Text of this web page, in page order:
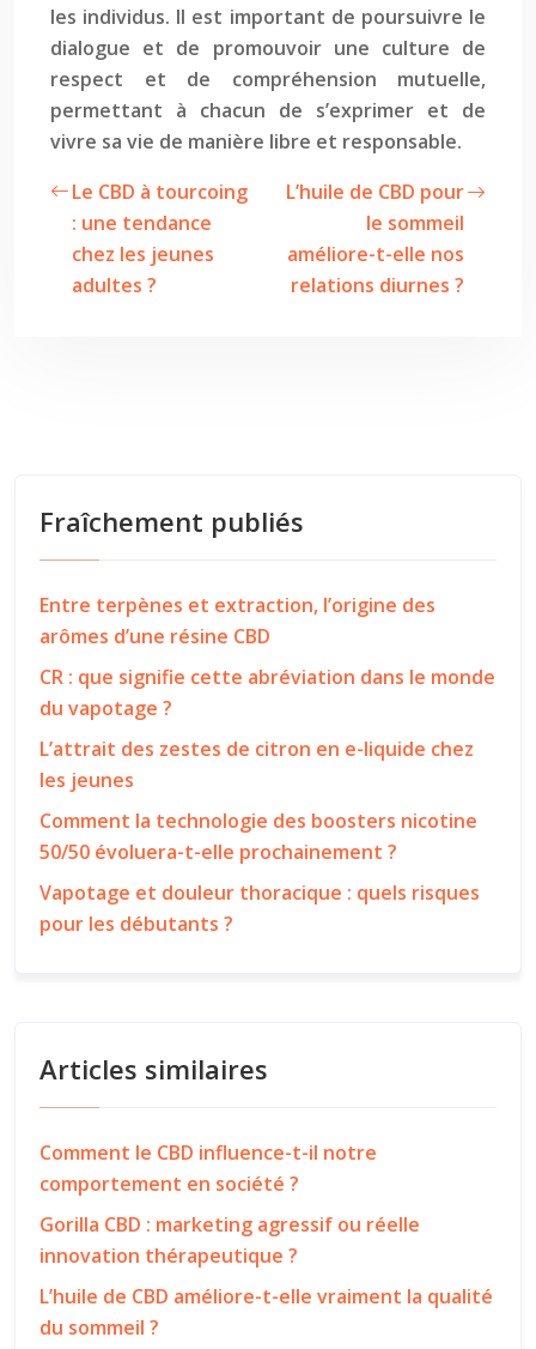
les individus. Il est important de poursuivre le
dialogue et de promouvoir une culture de
respect et de compréhension mutuelle,
permettant à chacun de s’exprimer et de
vivre sa vie de manière libre et responsable.
Le CBD à tourcoing
: une tendance
chez les jeunes
adultes ?
L’huile de CBD pour
le sommeil
améliore-t-elle nos
relations diurnes ?
Fraîchement publiés
Entre terpènes et extraction, l’origine des
arômes d’une résine CBD
CR : que signifie cette abréviation dans le monde
du vapotage ?
L’attrait des zestes de citron en e-liquide chez
les jeunes
Comment la technologie des boosters nicotine
50/50 évoluera-t-elle prochainement ?
Vapotage et douleur thoracique : quels risques
pour les débutants ?
Articles similaires
Comment le CBD influence-t-il notre
comportement en société ?
Gorilla CBD : marketing agressif ou réelle
innovation thérapeutique ?
L’huile de CBD améliore-t-elle vraiment la qualité
du sommeil ?